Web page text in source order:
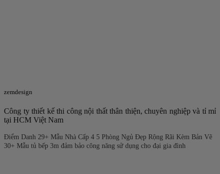
zemdesign
Công ty thiết kế thi công nội thất thân thiện, chuyên nghiệp và tỉ mỉ
tại HCM Việt Nam
Điểm Danh 29+ Mẫu Nhà Cấp 4 5 Phòng Ngủ Đẹp Rộng Rãi Kèm Bản Vẽ
30+ Mẫu tủ bếp 3m đảm bảo công năng sử dụng cho đại gia đình